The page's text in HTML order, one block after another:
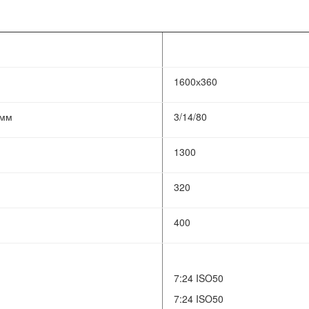
1600х360
3/14/80
1300
320
400
7:24 ISO50
7:24 ISO50